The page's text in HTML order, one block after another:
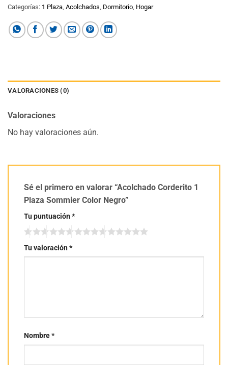
Categorías: 1 Plaza, Acolchados, Dormitorio, Hogar
VALORACIONES (0)
Valoraciones
No hay valoraciones aún.
Sé el primero en valorar “Acolchado Corderito 1
Plaza Sommier Color Negro”
Tu puntuación*
Tu valoración*
Nombre*